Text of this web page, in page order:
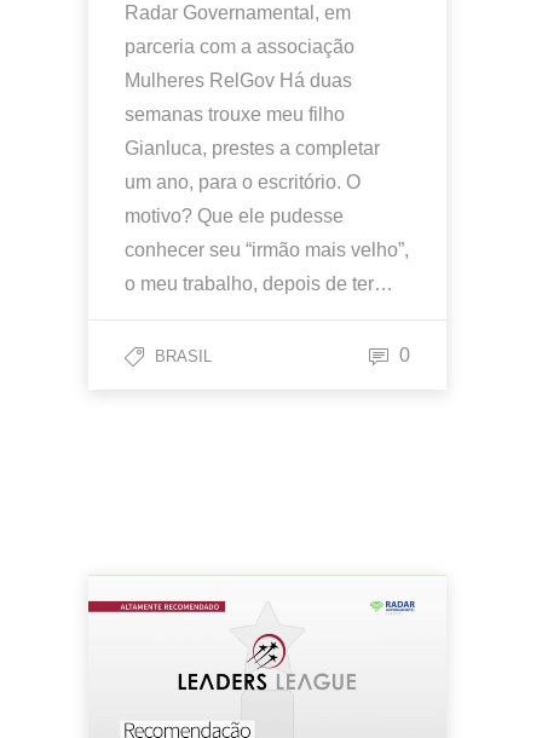
Radar Governamental, em
parceria com a associação
Mulheres RelGov Há duas
semanas trouxe meu filho
Gianluca, prestes a completar
um ano, para o escritório. O
motivo? Que ele pudesse
conhecer seu “irmão mais velho”,
o meu trabalho, depois de ter…
BRASIL 0